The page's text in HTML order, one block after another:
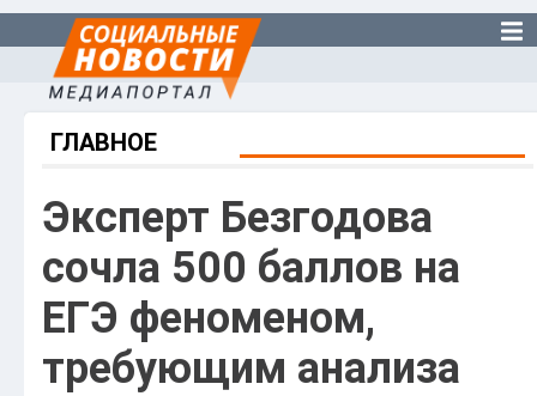
ГЛАВНОЕ
Эксперт Безгодова
сочла 500 баллов на
ЕГЭ феноменом,
требующим анализа